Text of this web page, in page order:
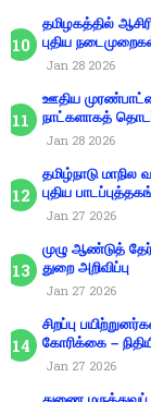
தமிழகத்தில்
புதிய
Jan 28 2026
ஊதிய
நாட்களாகத்
Jan 28 2026
தமிழ்நாடு
புதிய
Jan 27 2026
முழு ஆண்டுத்
துறை அறிவிப்பு
Jan 27 2026
சிறப்பு
கோரிக்கை –
Jan 27 2026